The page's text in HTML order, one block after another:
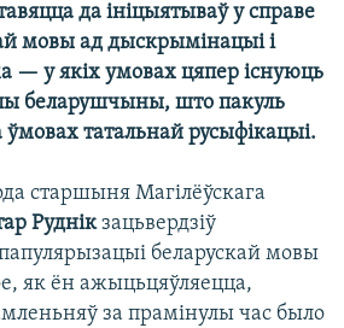
да ініцыятываў у справе
мовы ад дыскрымінацыі і
— у якіх умовах цяпер існуюць
беларушчыны, што пакуль
ўмовах татальнай русыфікацыі.
старшыня Магілёўскага
Руднікзацьвердзіў
беларускай мовы
як ён ажыцьцяўляецца,
за прамінулы час было